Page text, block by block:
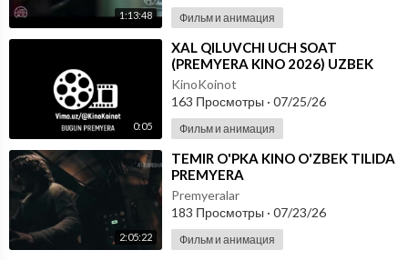
1:13:48 Фильм и анимация
0:05
⁣XAL QILUVCHI UCH SOAT
(PREMYERA KINO 2026) UZBEK
TILIDA
KinoKoinot
163 Просмотры · 07/25/26
Фильм и анимация
2:05:22
⁣TEMIR O'PKA KINO O'ZBEK TILIDA
PREMYERA
Premyeralar
183 Просмотры · 07/23/26
Фильм и анимация